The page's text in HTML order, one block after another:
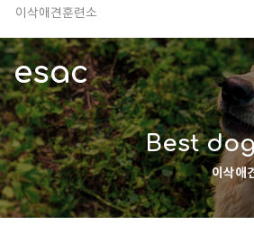
이삭애견훈련소
안전하고 행복한 펫티켓 선도!
경기도 화성시 봉담읍 위치
이찬종, 이웅종 소장 소개
esac
Best
이삭애